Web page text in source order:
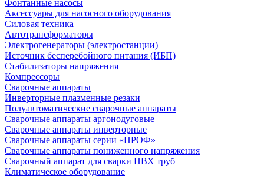
Фонтанные насосы
Аксессуары для насосного оборудования
Силовая техника
Автотрансформаторы
Электрогенераторы (электростанции)
Источник бесперебойного питания (ИБП)
Стабилизаторы напряжения
Компрессоры
Сварочные аппараты
Инверторные плазменные резаки
Полуавтоматические сварочные аппараты
Сварочные аппараты аргонодуговые
Сварочные аппараты инверторные
Сварочные аппараты серии «ПРОФ»
Сварочные аппараты пониженного напряжения
Сварочный аппарат для сварки ПВХ труб
Климатическое оборудование